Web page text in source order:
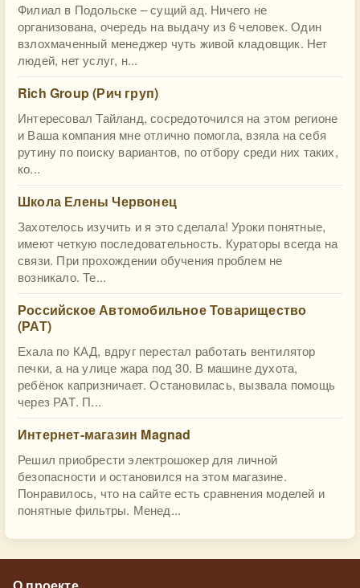
Филиал в Подольске – сущий ад. Ничего не
организована, очередь на выдачу из 6 человек. Один
взлохмаченный менеджер чуть живой кладовщик. Нет
людей, нет услуг, н...
Rich Group (Рич груп)
Интересовал Тайланд, сосредоточился на этом регионе
и Ваша компания мне отлично помогла, взяла на себя
рутину по поиску вариантов, по отбору среди них таких,
ко...
Школа Елены Червонец
Захотелось изучить и я это сделала! Уроки понятные,
имеют четкую последовательность. Кураторы всегда на
связи. При прохождении обучения проблем не
возникало. Те...
Российское Автомобильное Товарищество
(РАТ)
Ехала по КАД, вдруг перестал работать вентилятор
печки, а на улице жара под 30. В машине духота,
ребёнок капризничает. Остановилась, вызвала помощь
через РАТ. П...
Интернет-магазин Magnad
Решил приобрести электрошокер для личной
безопасности и остановился на этом магазине.
Понравилось, что на сайте есть сравнения моделей и
понятные фильтры. Менед...